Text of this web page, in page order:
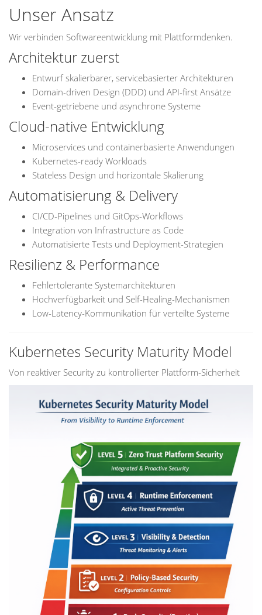
Unser Ansatz
Wir verbinden Softwareentwicklung mit Plattformdenken.
Architektur zuerst
Entwurf skalierbarer, servicebasierter Architekturen
Domain-driven Design (DDD) und API-first Ansätze
Event-getriebene und asynchrone Systeme
Cloud-native Entwicklung
Microservices und containerbasierte Anwendungen
Kubernetes-ready Workloads
Stateless Design und horizontale Skalierung
Automatisierung & Delivery
CI/CD-Pipelines und GitOps-Workflows
Integration von Infrastructure as Code
Automatisierte Tests und Deployment-Strategien
Resilienz & Performance
Fehlertolerante Systemarchitekturen
Hochverfügbarkeit und Self-Healing-Mechanismen
Low-Latency-Kommunikation für verteilte Systeme
Kubernetes Security Maturity Model
Von reaktiver Security zu kontrollierter Plattform-Sicherheit